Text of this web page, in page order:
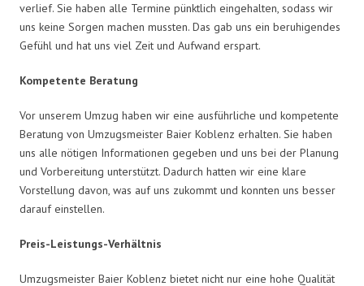
verlief. Sie haben alle Termine pünktlich eingehalten, sodass wir
uns keine Sorgen machen mussten. Das gab uns ein beruhigendes
Gefühl und hat uns viel Zeit und Aufwand erspart.
Kompetente Beratung
Vor unserem Umzug haben wir eine ausführliche und kompetente
Beratung von Umzugsmeister Baier Koblenz erhalten. Sie haben
uns alle nötigen Informationen gegeben und uns bei der Planung
und Vorbereitung unterstützt. Dadurch hatten wir eine klare
Vorstellung davon, was auf uns zukommt und konnten uns besser
darauf einstellen.
Preis-Leistungs-Verhältnis
Umzugsmeister Baier Koblenz bietet nicht nur eine hohe Qualität